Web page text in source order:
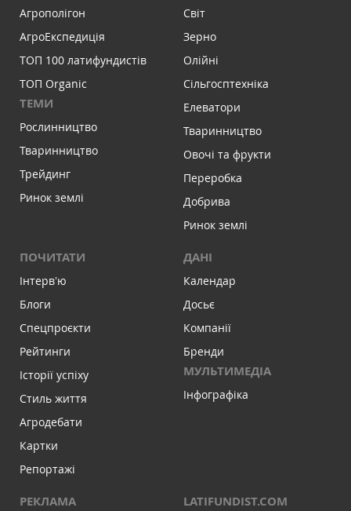
Агрополігон
АгроЕкспедиція
ТОП 100 латифундистів
ТОП Organic
ТЕМИ
Рослинництво
Тваринництво
Трейдинг
Ринок землі
Світ
Зерно
Олійні
Сільгосптехніка
Елеватори
Тваринництво
Овочі та фрукти
Переробка
Добрива
Ринок землі
ПОЧИТАТИ
Інтервʼю
Блоги
Спецпроєкти
Рейтинги
Історії успіху
Стиль життя
Агродебати
Картки
Репортажі
ДАНІ
Календар
Досьє
Компанії
Бренди
МУЛЬТИМЕДІА
Інфографіка
РЕКЛАМА LATIFUNDIST.COM